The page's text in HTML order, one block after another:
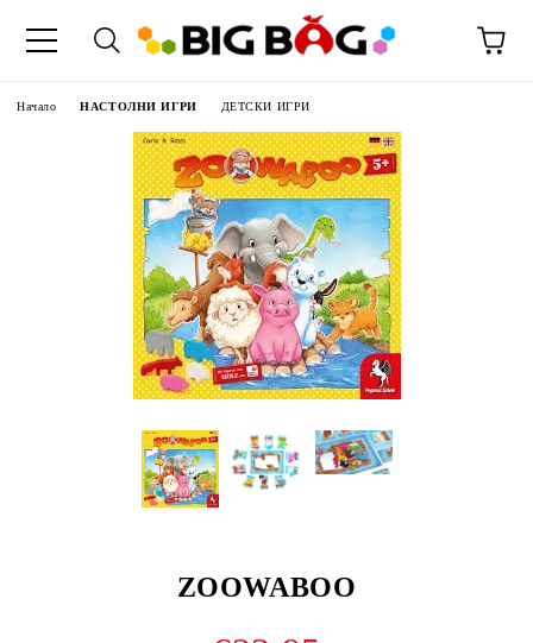
Начало НАСТОЛНИ ИГРИ ДЕТСКИ ИГРИ
ZOOWABOO